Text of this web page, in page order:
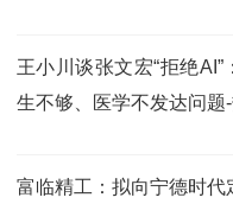
王小川谈张文宏“拒绝
生不够、医学不发达问题
富临精工：拟向宁德时代